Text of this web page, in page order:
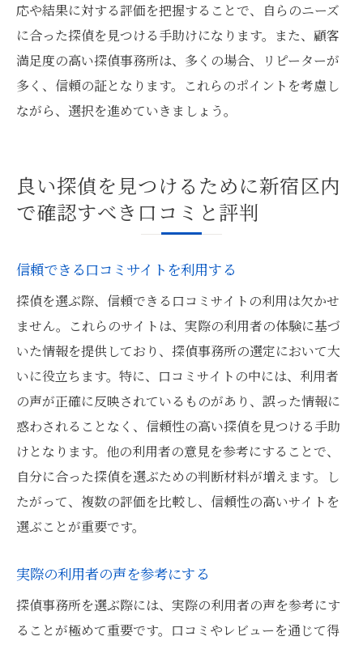
応や結果に対する評価を把握することで、自らのニーズ
に合った探偵を見つける手助けになります。また、顧客
満足度の高い探偵事務所は、多くの場合、リピーターが
多く、信頼の証となります。これらのポイントを考慮し
ながら、選択を進めていきましょう。
良い探偵を見つけるために新宿区内
で確認すべき口コミと評判
信頼できる口コミサイトを利用する
探偵を選ぶ際、信頼できる口コミサイトの利用は欠かせ
ません。これらのサイトは、実際の利用者の体験に基づ
いた情報を提供しており、探偵事務所の選定において大
いに役立ちます。特に、口コミサイトの中には、利用者
の声が正確に反映されているものがあり、誤った情報に
惑わされることなく、信頼性の高い探偵を見つける手助
けとなります。他の利用者の意見を参考にすることで、
自分に合った探偵を選ぶための判断材料が増えます。し
たがって、複数の評価を比較し、信頼性の高いサイトを
選ぶことが重要です。
実際の利用者の声を参考にする
探偵事務所を選ぶ際には、実際の利用者の声を参考にす
ることが極めて重要です。口コミやレビューを通じて得